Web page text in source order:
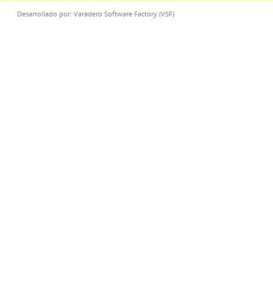
Desarrollado por: Varadero Software Factory (VSF)